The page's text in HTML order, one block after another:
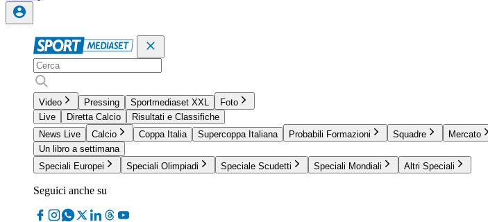
Video Pressing Sportmediaset XXL
Foto
Live
Diretta Calcio
Risultati e Classifiche
News Live
Calcio Coppa Italia Supercoppa Italiana Probabili Formazioni Squadre Mercato
Un libro a settimana
Speciali Europei
Speciali Olimpiadi Speciale Scudetti Speciali Mondiali Altri Speciali
Seguici anche su